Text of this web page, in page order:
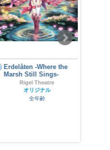
Erdelåten -Where the
Marsh Still Sings-
Rigel Theatre
オリジナル
全年齢